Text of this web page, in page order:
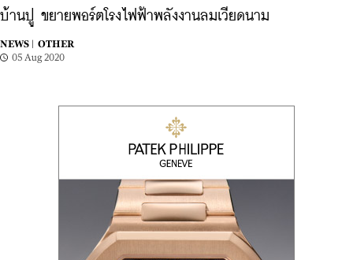
บ้านปู ขยายพอร์ตโรงไฟฟ้าพลังงานลมเวียดนาม
NEWS |
OTHER
05 Aug 2020